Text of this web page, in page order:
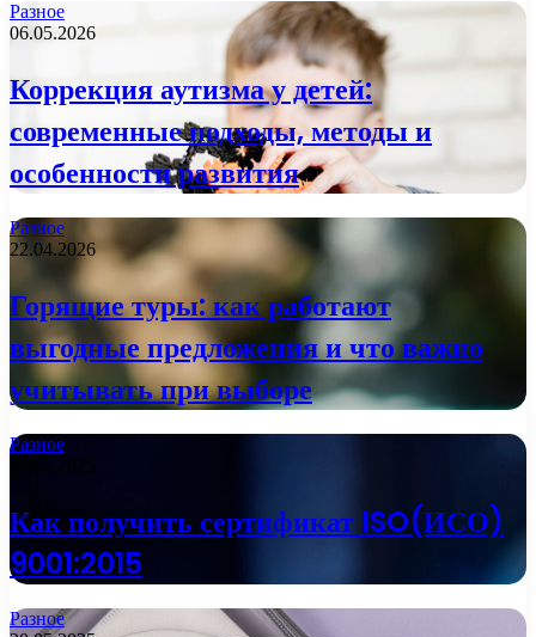
Разное
06.05.2026
Коррекция аутизма у детей:
современные подходы, методы и
особенности развития
Разное
22.04.2026
Горящие туры: как работают
выгодные предложения и что важно
учитывать при выборе
Разное
Как получить сертификат ISO(ИСО)
9001:2015
Разное